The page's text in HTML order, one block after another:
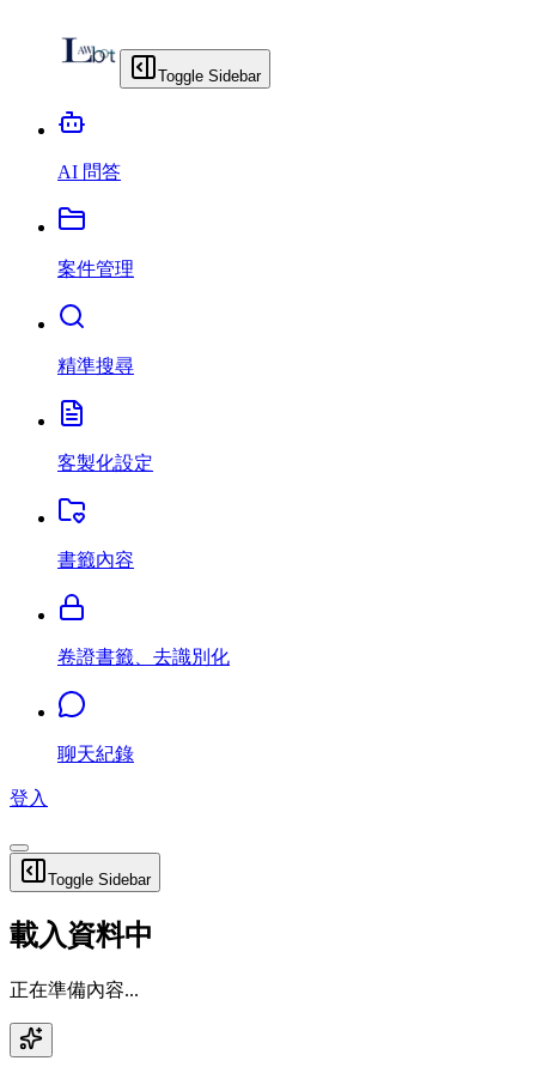
Toggle Sidebar
AI 問答
案件管理
精準搜尋
客製化設定
書籤內容
卷證書籤、去識別化
聊天紀錄
登入
Toggle Sidebar
載入資料中
正在準備內容...